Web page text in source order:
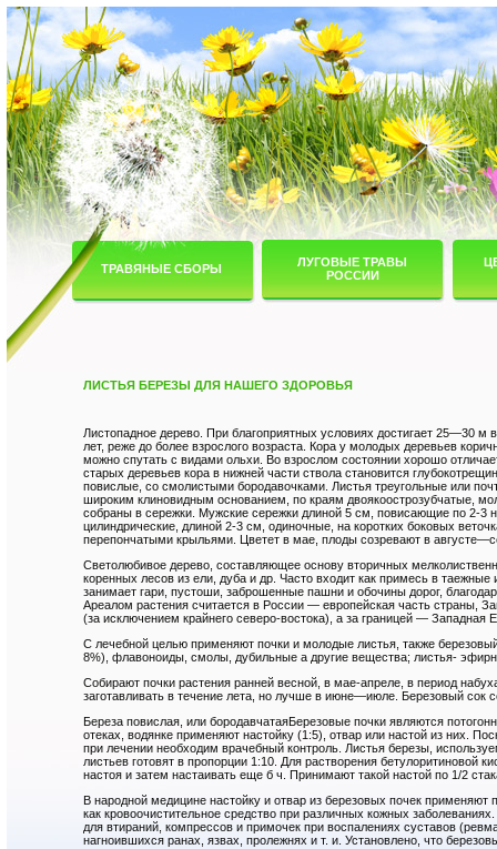
ТРАВЯНЫЕ СБОРЫ
ЛУГОВЫЕ ТРАВЫ
РОССИИ
ЛИСТЬЯ БЕРЕЗЫ ДЛЯ НАШЕГО ЗДОРОВЬЯ
Листопадное дерево. При благоприятных условиях достигает 25—30
лет, реже до более взрослого возраста. Кора у молодых деревьев
можно спутать с видами ольхи. Во взрослом состоянии хорошо
старых деревьев кора в нижней части ствола становится
повислые, со смолистыми бородавочками. Листья треугольные или
широким клиновидным основанием, по краям двоякоострозубчатые,
собраны в сережки. Мужские сережки длиной 5 см, повисающие по 2-3
цилиндрические, длиной 2-3 см, одиночные, на коротких боковых
перепончатыми крыльями. Цветет в мае, плоды созревают в
Светолюбивое дерево, составляющее основу вторичных
коренных лесов из ели, дуба и др. Часто входит как примесь в
занимает гари, пустоши, заброшенные пашни и обочины дорог,
Ареалом растения считается в России — европейская часть страны,
(за исключением крайнего северо-востока), а за границей —
С лечебной целью применяют почки и молодые листья, также
8%), флавоноиды, смолы, дубильные а другие вещества; листья-
Собирают почки растения ранней весной, в мае-апреле, в период
заготавливать в течение лета, но лучше в июне—июле. Березовый сок
Береза повислая, или бородавчатаяБерезовые почки являются
отеках, водянке применяют настойку (1:5), отвар или настой из них.
при лечении необходим врачебный контроль. Листья березы,
листьев готовят в пропорции 1:10. Для растворения бетулоритиновой
настоя и затем настаивать еще б ч. Принимают такой настой по 1/2
В народной медицине настойку и отвар из березовых почек
как кровоочистительное средство при различных кожных
для втираний, компрессов и примочек при воспалениях суставов
нагноившихся ранах, язвах, пролежнях и т. и. Установлено, что